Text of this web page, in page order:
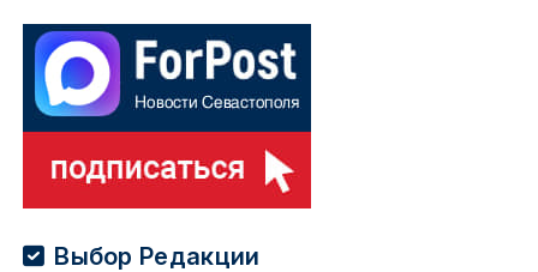
Выбор Редакции